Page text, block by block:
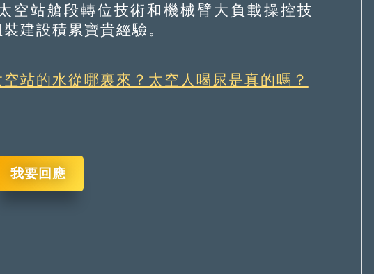
空站艙段轉位技術和機械臂大負載操控技
建設積累寶貴經驗。
站的水從哪裏來？太空人喝尿是真的嗎？
我要回應